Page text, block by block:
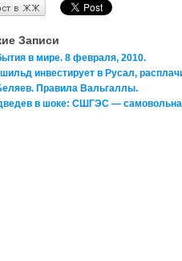
Записи
в мире. 8 февраля, 2010.
инвестирует в Русал,
Правила Вальгаллы.
в шоке: СШГЭС —